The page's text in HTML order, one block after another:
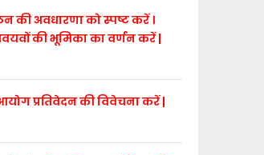
की अवधारणा को स्पष्ट करें ।
की भूमिका का वर्णन करें |
प्रतिवेदन की विवेचना करें |